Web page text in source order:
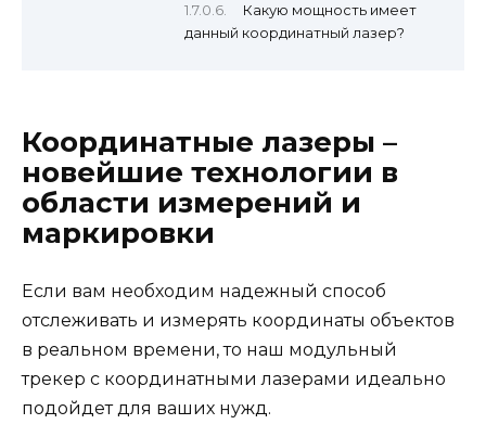
Какую мощность имеет
данный координатный лазер?
Координатные лазеры –
новейшие технологии в
области измерений и
маркировки
Если вам необходим надежный способ
отслеживать и измерять координаты объектов
в реальном времени, то наш модульный
трекер с координатными лазерами идеально
подойдет для ваших нужд.